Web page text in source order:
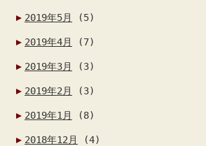
2019年5月 (5)
2019年4月 (7)
2019年3月 (3)
2019年2月 (3)
2019年1月 (8)
2018年12月 (4)